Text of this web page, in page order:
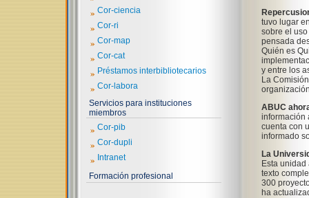
» Cor-ciencia
» Cor-ri
» Cor-map
» Cor-cat
» Préstamos interbibliotecarios
» Cor-labora
Servicios para instituciones
miembros
» Cor-pib
» Cor-dupli
» Intranet
Formación profesional
tuvo lugar
sobre el
pensada
Quién es
y entre los
La
ABUC
información
cuenta con
informado
La
Esta
texto
300
ha